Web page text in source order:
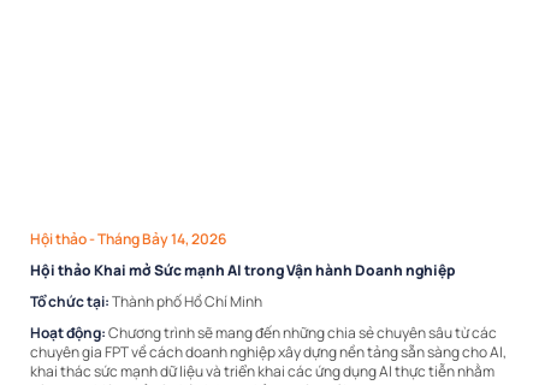
Hội thảo- Tháng Bảy 14, 2026
Hội thảo Khai mở Sức mạnh AI trong Vận hành Doanh nghiệp
Tổ chức tại:Thành phố Hồ Chí Minh
Hoạt động:Chương trình sẽ mang đến những chia sẻ chuyên sâu từ các
chuyên gia FPT về cách doanh nghiệp xây dựng nền tảng sẵn sàng cho AI,
khai thác sức mạnh dữ liệu và triển khai các ứng dụng AI thực tiễn nhằm